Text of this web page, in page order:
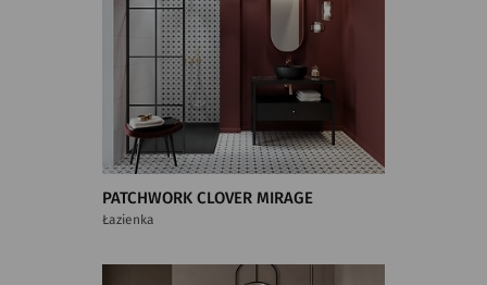
PATCHWORK CLOVER MIRAGE
Łazienka